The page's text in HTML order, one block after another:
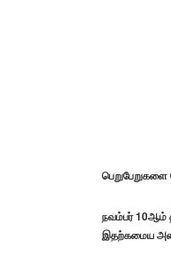
நவம்பர் 10ஆம்
இதற்கமைய